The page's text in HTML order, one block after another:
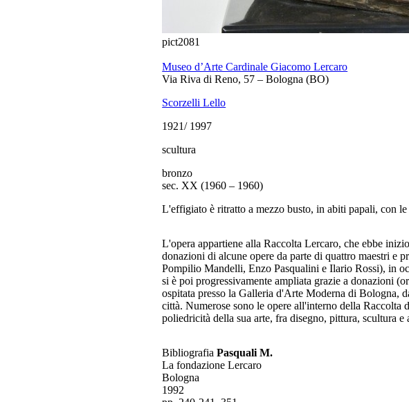
pict2081
Museo d’Arte Cardinale Giacomo Lercaro
Via Riva di Reno, 57 – Bologna (BO)
Scorzelli Lello
1921/ 1997
scultura
bronzo
sec. XX (1960 – 1960)
L'effigiato è ritratto a mezzo busto, in abiti papali, con
L'opera appartiene alla Raccolta Lercaro, che ebbe
donazioni di alcune opere da parte di quattro maestri
Pompilio Mandelli, Enzo Pasqualini e Ilario Rossi), in
si è poi progressivamente ampliata grazie a donazioni
ospitata presso la Galleria d'Arte Moderna di Bologna,
città. Numerose sono le opere all'interno della
poliedricità della sua arte, fra disegno, pittura, scultura e
Bibliografia Pasquali M.
La fondazione Lercaro
Bologna
1992